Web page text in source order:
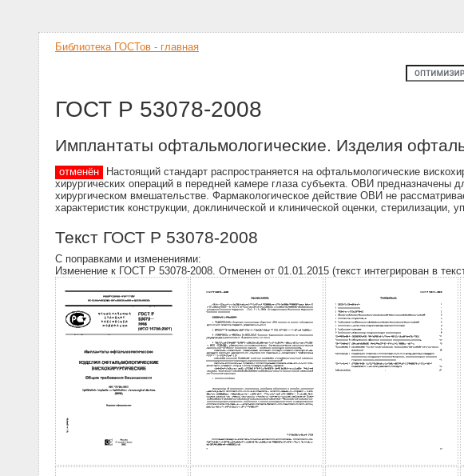
Библиотека ГОСТов - главная
ГОСТ Р 53078-2008
Имплантаты офтальмологические. Изделия
отменён
Настоящий стандарт распространяется на офтальмологические
хирургических операций в передней камере глаза субъекта. ОВИ
хирургическом вмешательстве. Фармакологическое действие ОВИ не
характеристик конструкции, доклинической и клинической оценки,
Текст ГОСТ Р 53078-2008
С поправками и изменениями:
Изменение к ГОСТ Р 53078-2008. Отменен от 01.01.2015 (текст интегрирован в